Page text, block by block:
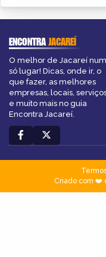
ENCONTRAJACAREÍ
O melhor de Jacareí num
só lugar! Dicas, onde ir, o
que fazer, as melhores
empresas, locais,
e muito mais no guia
Encontra Jacareí.
Criado com ❤️